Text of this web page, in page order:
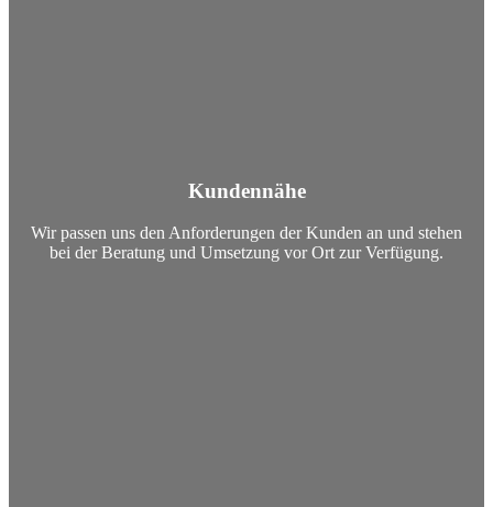
Kundennähe
Wir passen uns den Anforderungen der Kunden an und stehen
bei der Beratung und Umsetzung vor Ort zur Verfügung.